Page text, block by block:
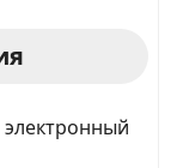
электронный